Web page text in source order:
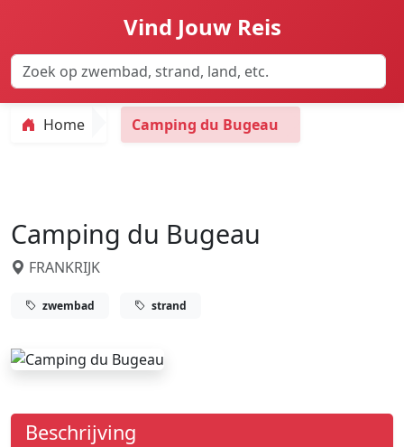
Vind Jouw Reis
Home Camping du Bugeau
Camping du Bugeau
FRANKRIJK
zwembad strand
Beschrijving